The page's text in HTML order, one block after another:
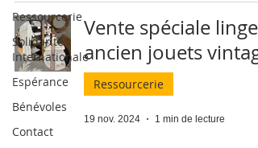
Ressourcerie
Solidarité
Internationale
Espérance
Bénévoles
Contact
Vente spéciale linge
ancien jouets vintage
Ressourcerie
19 nov. 2024 1 min de lecture